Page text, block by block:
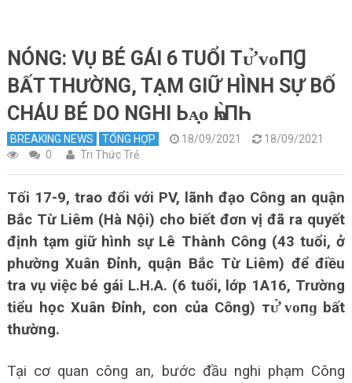
NÓNG: VỤ BÉ GÁI 6 TUỔI Тᴜ̛̉ ᴠᴏПꞬ
BẤT THƯỜNG, TẠM GIỮ HÌNH SỰ BỐ
CHÁU BÉ DO NGHI Ьᴀ̣ᴏ Һᴀ̀ПҺ
BREAKING NEWS TỔNG HỢP 18/09/2021
18/09/2021
0
Tri Thức Trẻ
Tối 17-9, trao đổi với PV, lãnh đạo Công an quận
Bắc Từ Liêm (Hà Nội) cho biết đơn vị đã ra quyết
định tạm giữ hình sự Lê Thành Công (43 tuổi, ở
phường Xuân Đỉnh, quận Bắc Từ Liêm) để điều
tra vụ việc bé gái L.H.A. (6 tuổi, lớp 1A16, Trường
tiểu học Xuân Đỉnh, con của Công) тᴜ̛̉ ᴠᴏпɡ bất
thường.
Tại cơ quan công an, bước đầu nghi phạm Công